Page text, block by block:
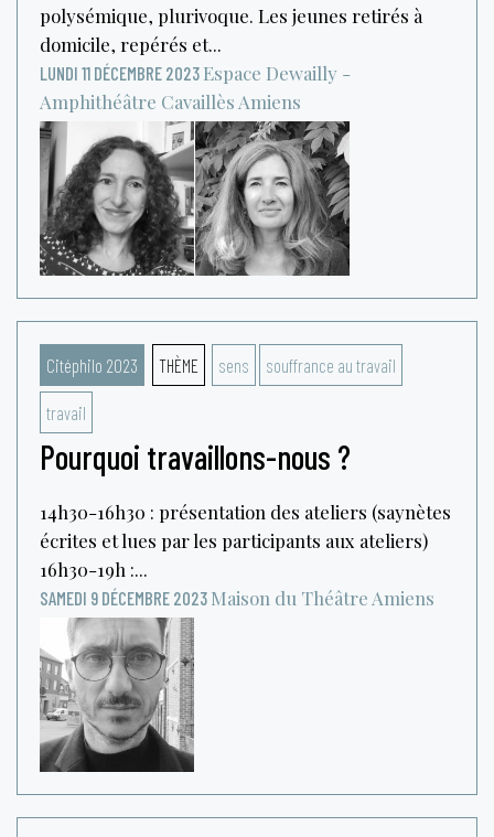
polysémique, plurivoque. Les jeunes retirés à
domicile, repérés et...
LUNDI 11 DÉCEMBRE 2023 Espace Dewailly -
Amphithéâtre Cavaillès Amiens
Citéphilo 2023 THÈME sens souffrance au travail
travail
Pourquoi travaillons-nous ?
14h30-16h30 : présentation des ateliers (saynètes
écrites et lues par les participants aux ateliers)
16h30-19h :...
SAMEDI 9 DÉCEMBRE 2023 Maison du Théâtre Amiens